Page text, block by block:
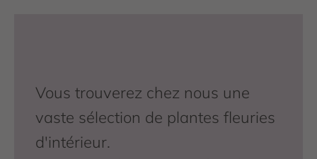
Vous trouverez chez nous une
vaste sélection de plantes fleuries
d'intérieur.